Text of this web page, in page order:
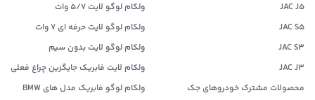
JAC J5
JAC S5
JAC S3
JAC J3
محصولات مشترک خودروهای جک
ولکام لوگو لایت 5/7 وات
ولکام لوگو لایت حرفه ای 7 وات
ولکام لوگو لایت بدون سیم
ولکام لایت فابریک جایگزین چراغ فعلی
ولکام لوگو فابریک مدل های BMW